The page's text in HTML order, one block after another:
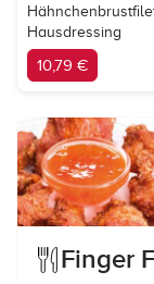
Hausdressing
10,79 €
Finger